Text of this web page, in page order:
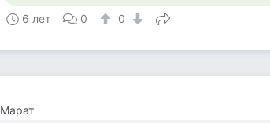
6 лет 0 0
Марат